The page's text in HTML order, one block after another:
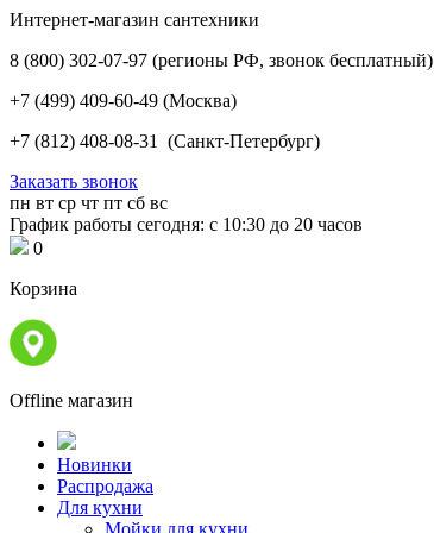
Интернет-магазин сантехники
8 (800) 302-07-97 (регионы РФ, звонок бесплатный)
+7 (499) 409-60-49 (Москва)
+7 (812) 408-08-31 (Санкт-Петербург)
Заказать звонок
пн вт ср чт пт сб вс
График работы сегодня: с 10:30 до 20 часов
0
Корзина
Offline магазин
Новинки
Распродажа
Для кухни
Мойки для кухни